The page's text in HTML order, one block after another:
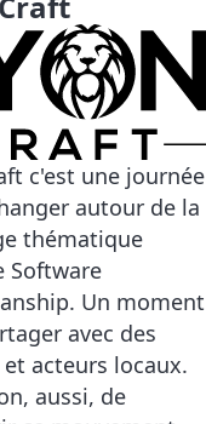
c'est une journée
autour de la
thématique
Software
Un moment
avec des
acteurs locaux.
aussi, de